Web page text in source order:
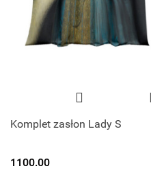
Komplet zasłon Lady S
1100.00